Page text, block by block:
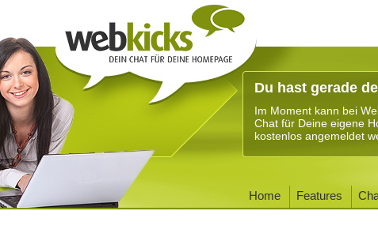
Du hast gerade
Im Moment kann bei
Chat für Deine eigene
kostenlos angemeldet
Home Features